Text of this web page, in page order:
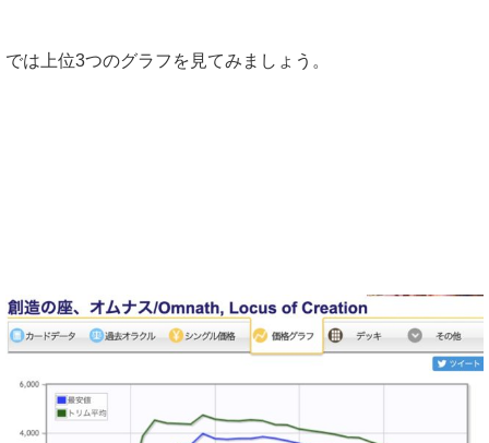
では上位3つのグラフを見てみましょう。